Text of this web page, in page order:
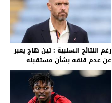
رغم النتائج السلبية : تين هاج يعبر
عن عدم قلقه بشأن مستقبله